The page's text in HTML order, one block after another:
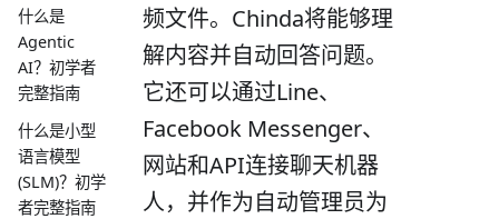
什么是
Agentic
AI？初学者
完整指南
什么是小型
语言模型
(SLM)？初学
者完整指南
频文件。Chinda将能够理
解内容并自动回答问题。
它还可以通过Line、
Facebook Messenger、
网站和API连接聊天机器
人，并作为自动管理员为